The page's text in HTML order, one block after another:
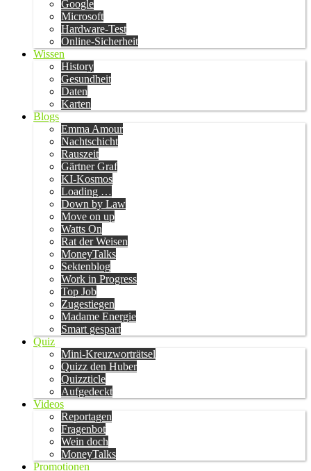
Google
Microsoft
Hardware-Test
Online-Sicherheit
Wissen
History
Gesundheit
Daten
Karten
Blogs
Emma Amour
Nachtschicht
Rauszeit
Gärtner Graf
KI-Kosmos
Loading …
Down by Law
Move on up
Watts On
Rat der Weisen
MoneyTalks
Sektenblog
Work in Progress
Top Job
Zugestiegen
Madame Energie
Smart gespart
Quiz
Mini-Kreuzworträtsel
Quizz den Huber
Quizzticle
Aufgedeckt
Videos
Reportagen
Fragenbot
Wein doch
MoneyTalks
Promotionen